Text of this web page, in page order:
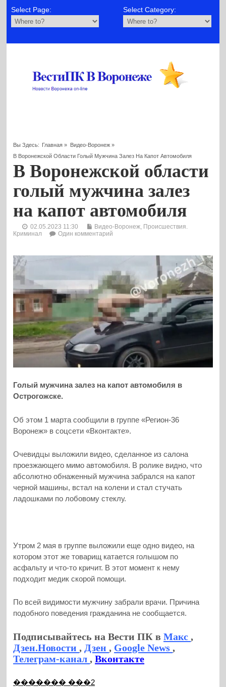
Select Page: Select Category:
Вы Здесь: Главная » Видео-Воронеж»
В Воронежской Области Голый Мужчина Залез На Капот Автомобиля
В Воронежской области
голый мужчина залез
на капот автомобиля
02.05.2023 11:30 Видео-Воронеж Происшествия.
Криминал
Один комментарий
Голый мужчина залез на капот автомобиля в
Острогожске.
Об этом 1 марта сообщили в группе «Регион-36
Воронеж» в соцсети «Вконтакте».
Очевидцы выложили видео, сделанное из салона
проезжающего мимо автомобиля. В ролике видно, что
абсолютно обнаженный мужчина забрался на капот
черной машины, встал на колени и стал стучать
ладошками по лобовому стеклу.
Утром 2 мая в группе выложили еще одно видео, на
котором этот же товарищ катается голышом по
асфальту и что-то кричит. В этот момент к нему
подходит медик скорой помощи.
По всей видимости мужчину забрали врачи. Причина
подобного поведения гражданина не сообщается.
Подписывайтесь на Вести ПК вМакс,
Дзен.Новости,Дзен, Google News,
Телеграм-канал,Вконтакте
������� ���2